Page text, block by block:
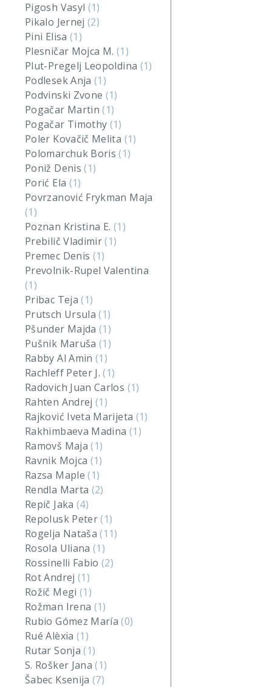
Pigosh Vasyl (1)
Pikalo Jernej(2)
Pini Elisa (1)
Plesničar Mojca M. (1)
Plut-Pregelj Leopoldina (1)
Podlesek Anja(1)
Podvinski Zvone (1)
Pogačar Martin(1)
Pogačar Timothy (1)
Poler Kovačič Melita (1)
Polomarchuk Boris(1)
Poniž Denis(1)
Porić Ela (1)
Povrzanović Frykman Maja
(1)
Poznan Kristina E. (1)
Prebilič Vladimir(1)
Premec Denis (1)
Prevolnik-Rupel Valentina
(1)
Pribac Teja(1)
Prutsch Ursula(1)
Pšunder Majda(1)
Pušnik Maruša(1)
Rabby Al Amin(1)
Rachleff Peter J.(1)
Radovich Juan Carlos (1)
Rahten Andrej(1)
Rajković Iveta Marijeta (1)
Rakhimbaeva Madina (1)
Ramovš Maja(1)
Ravnik Mojca (1)
Razsa Maple(1)
Rendla Marta (2)
Repič Jaka (4)
Repolusk Peter(1)
Rogelja Nataša(11)
Rosola Uliana(1)
Rossinelli Fabio(2)
Rot Andrej (1)
Rožič Megi (1)
Rožman Irena (1)
Rubio Gómez María(0)
Rué Alèxia (1)
Rutar Sonja(1)
S. Rošker Jana(1)
Šabec Ksenija(7)